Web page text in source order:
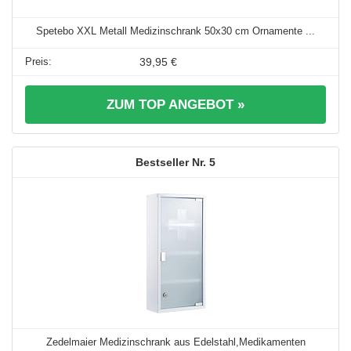
Spetebo XXL Metall Medizinschrank 50x30 cm Ornamente ...
39,95 €
ZUM TOP ANGEBOT »
5
Zedelmaier Medizinschrank aus Edelstahl,Medikamenten